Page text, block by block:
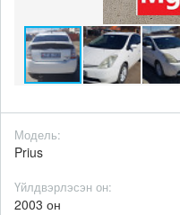
Модель:
Prius
Үйлдвэрлэсэн он:
2003 он